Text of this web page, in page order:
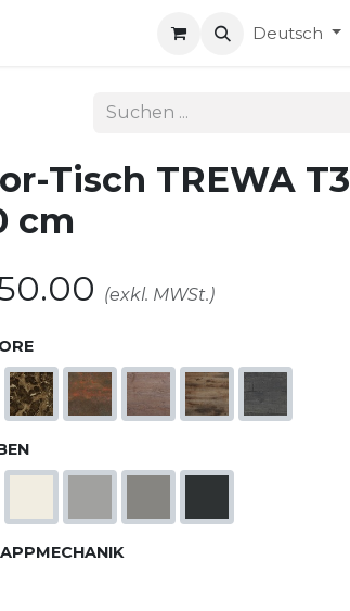
Deutsch
Tisch TREWA T3
cm
(exkl. MWSt.)